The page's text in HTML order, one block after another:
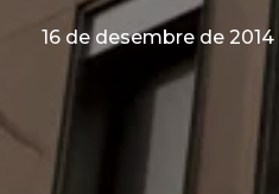
16 de desembre de 2014